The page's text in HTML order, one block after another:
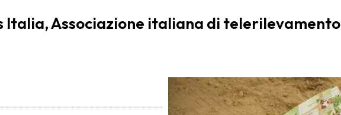
Italia, Associazione italiana di telerilevamento